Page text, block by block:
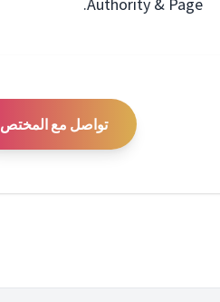
تواصل مع المختص